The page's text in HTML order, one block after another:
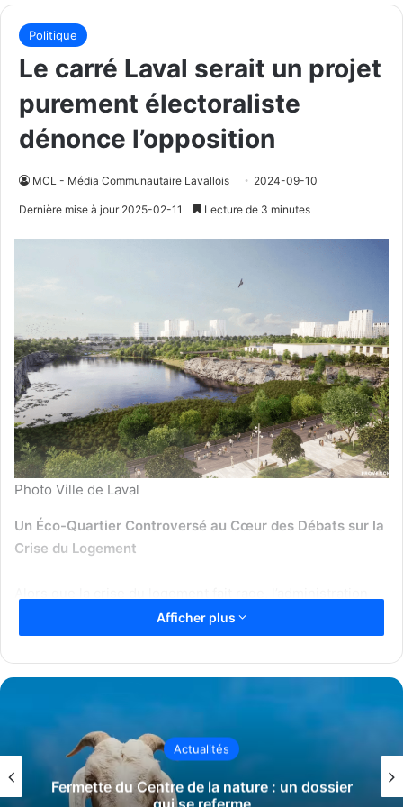
Politique
Le carré Laval serait un projet
purement électoraliste
dénonce l’opposition
MCL - Média Communautaire Lavallois 2024-09-10
Dernière mise à jour 2025-02-11 Lecture de 3 minutes
Photo Ville de Laval
Un Éco-Quartier Controversé au Cœur des Débats sur la
Crise du Logement
Boyer tente de répondre à la demande croissante de
logements abordables à Laval par un projet d’envergure :
la création d’un éco-quartier innovant en partenariat avec
qui semble être une bonne initiative, qui prévoit plus de 1
000 nouveaux logements, dont 500 à vocation abordable,
suscite toutefois de vives critiques de la part de
l’opposition municipale et de nombreux observateurs.
Afficher plus
Actualités
Fermette du Centre de la nature : un dossier
qui se referme